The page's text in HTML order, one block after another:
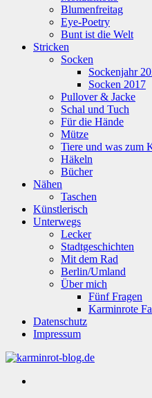
Blumenfreitag
Eye-Poetry
Bunt ist die Welt
Stricken
Socken
Sockenjahr
Socken 2017
Pullover & Jacke
Schal und Tuch
Für die Hände
Mütze
Tiere und was zum
Häkeln
Bücher
Nähen
Taschen
Künstlerisch
Unterwegs
Lecker
Stadtgeschichten
Mit dem Rad
Berlin/Umland
Über mich
Fünf Fragen
Karminrote
Datenschutz
Impressum